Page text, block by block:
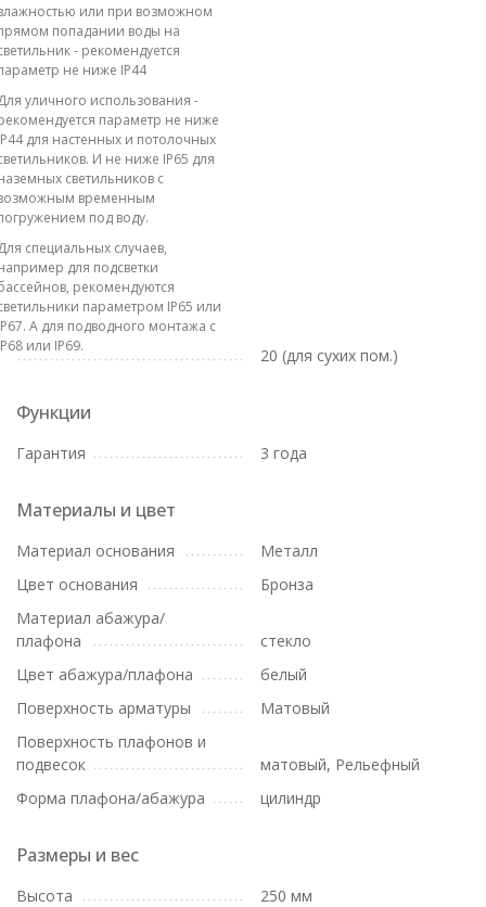
или при возможном
попадании воды на
- рекомендуется
не ниже IP44
уличного использования -
параметр не ниже
для настенных и потолочных
И не ниже IP65 для
светильников с
временным
под воду.
специальных случаев,
для подсветки
рекомендуются
параметром IP65 или
А для подводного монтажа с
или IP69.
20 (для сухих пом.)
Функции
Гарантия 3 года
Материалы и цвет
Материал основания
Металл
Цвет основания
Бронза
Материал абажура/
плафона
стекло
Цвет абажура/плафона
белый
Поверхность арматуры
Матовый
Поверхность плафонов и
подвесок
матовый, Рельефный
Форма плафона/абажура
цилиндр
Размеры и вес
Высота
250 мм